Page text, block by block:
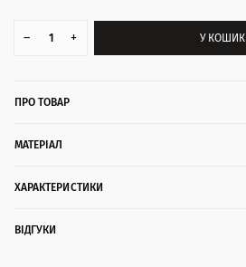
– + У КОШИК
ПРО ТОВАР
МАТЕРІАЛ
ХАРАКТЕРИСТИКИ
ВІДГУКИ